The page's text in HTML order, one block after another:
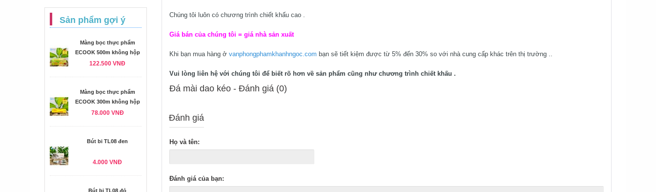
Sản phẩm gợi ý
Màng bọc thực phẩm
ECOOK 500m không hộp
122.500 VNĐ
Màng bọc thực phẩm
ECOOK 300m không hộp
78.000 VNĐ
Bút bi TL08 đen
4.000 VNĐ
Bút bi TL08 đỏ
Chúng tôi luôn có chương trình chiết khấu cao .
Giá bán của chúng tôi = giá nhà sản xuất
Khi bạn mua hàng ở vanphongphamkhanhngoc.com bạn sẽ tiết kiệm được từ 5% đến 30% so với nhà cung cấp khác trên thị trường ..
Vui lòng liên hệ với chúng tôi để biết rõ hơn về sản phẩm cũng như chương trình chiết khấu .
Đá mài dao kéo - Ðánh giá (0)
Đánh giá
Họ và tên:
Đánh giá của bạn: